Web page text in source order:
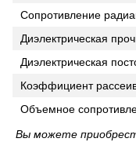
Сопротивление
Диэлектрическая
Диэлектрическая
Коэффициент
Объемное
Вы можете